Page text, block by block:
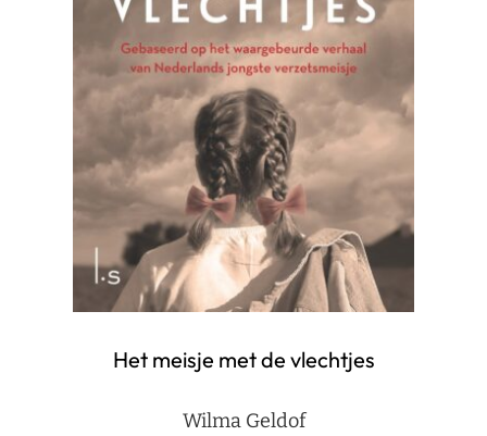
Het meisje met de vlechtjes
Wilma Geldof